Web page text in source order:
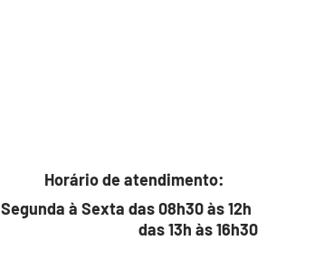
Horário de atendimento:
Segunda à Sexta das 08h30 às 12h
das 13h às 16h30